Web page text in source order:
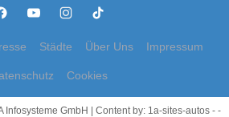
Städte Über Uns Impressum
Cookies
GmbH | Content by: 1a-sites-autos - -